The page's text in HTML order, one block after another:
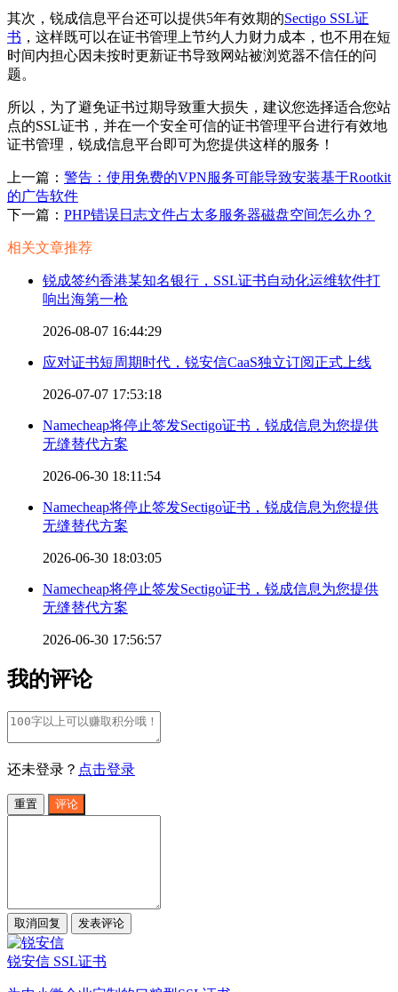
其次，锐成信息平台还可以提供5年有效期的Sectigo SSL证
书 ，这样既可以在证书管理上节约人力财力成本，也不用在短
时间内担心因未按时更新证书导致网站被浏览器不信任的问
题。
所以，为了避免证书过期导致重大损失，建议您选择适合您站
点的SSL证书，并在一个安全可信的证书管理平台进行有效地
证书管理，锐成信息平台即可为您提供这样的服务！
上一篇： 警告：使用免费的VPN服务可能导致安装基于Rootkit
的广告软件
下一篇： PHP错误日志文件占太多服务器磁盘空间怎么办？
相关文章推荐
锐成签约香港某知名银行，SSL证书自动化运维软件打
响出海第一枪
2026-08-07 16:44:29
应对证书短周期时代，锐安信CaaS独立订阅正式上线
2026-07-07 17:53:18
Namecheap将停止签发Sectigo证书，锐成信息为您提供
无缝替代方案
2026-06-30 18:11:54
Namecheap将停止签发Sectigo证书，锐成信息为您提供
无缝替代方案
2026-06-30 18:03:05
Namecheap将停止签发Sectigo证书，锐成信息为您提供
无缝替代方案
2026-06-30 17:56:57
我的评论
还未登录？ 点击登录
重置 评论
取消回复 发表评论
锐安信 SSL证书